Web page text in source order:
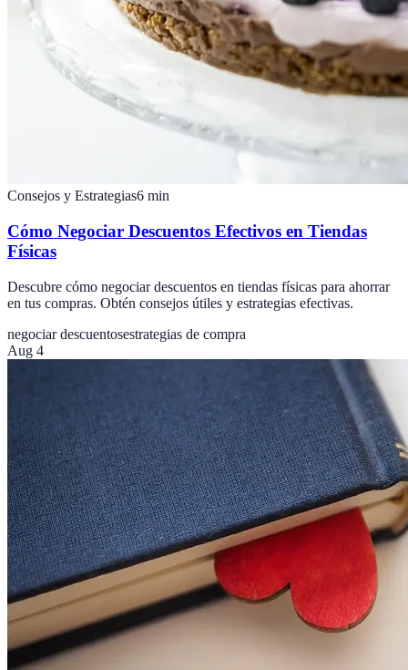
Consejos y Estrategias6 min
Cómo Negociar Descuentos Efectivos en Tiendas
Físicas
Descubre cómo negociar descuentos en tiendas físicas para ahorrar
en tus compras. Obtén consejos útiles y estrategias efectivas.
negociar descuentosestrategias de compra
Aug 4